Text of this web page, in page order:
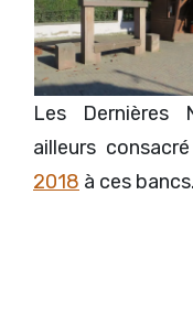
Les Dernières
ailleurs consacré
2018 à ces bancs.